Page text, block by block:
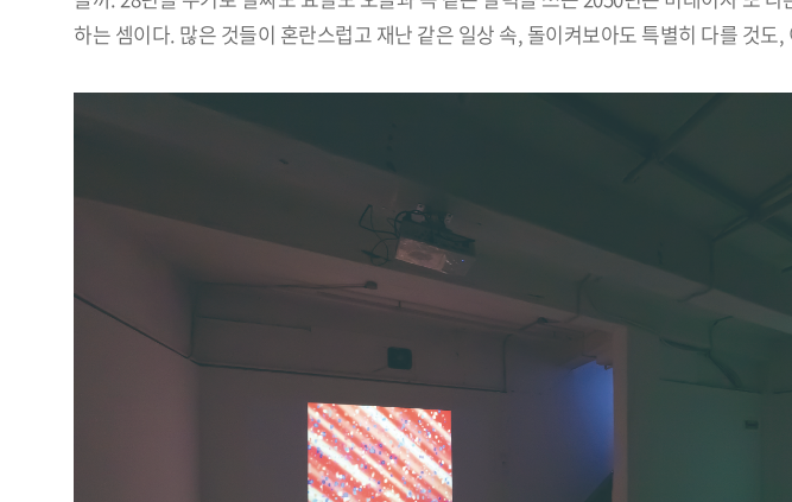
하는 셈이다. 많은 것들이 혼란스럽고 재난 같은 일상 속, 돌이켜보아도 특별히 다를 것도